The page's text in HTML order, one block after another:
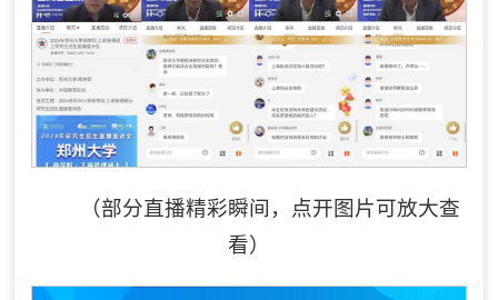
（部分直播精彩瞬间，点开图片可放大查
看）